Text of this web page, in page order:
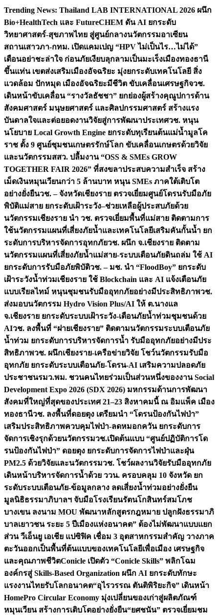
Skip
content
Trending News: Thailand LAB INTERNATIONAL 2026 ผนึก
Bio+HealthTech และ FutureCHEM ดัน AI ยกระดับ
วิทยาศาสตร์-สุขภาพไทย สู่ศูนย์กลางนวัตกรรมอาเซียน
สถานเสาวภา-กทม. เปิดแคมเปญ “HPV ไม่เป็นไร…ไม่ได้”
เตือนอย่าชะล่าใจ ก่อนภัยเงียบลุกลามเป็นมะเร็งเมืองทองธานี
ขึ้นแท่น เขตส่งเสริมเมืองอัจฉริยะ มุ่งยกระดับเทคโนโลยี สิ่ง
แวดล้อม ปักหมุด เมืองอัจฉริยะมีชีวิต ขับเคลื่อนเศรษฐกิจวช.
เดินหน้าขับเคลื่อน “รางวัลธัชชา” ยกย่องผู้สร้างคุณูปการด้าน
สังคมศาสตร์ มนุษยศาสตร์ และศิลปกรรมศาสตร์ สร้างแรง
บันดาลใจและต่อยอดงานวิจัยสู่การพัฒนาประเทศวช. หนุน
นโยบาย Local Growth Engine ยกระดับทุเรียนต้นแม่น้ำมูลโค
ราช ตั้ง 9 ศูนย์ชุมชนเกษตรรักษ์โลก ขับเคลื่อนเกษตรด้วยวิจัย
และนวัตกรรมสสว. ปลื้มงาน “OSS & SMEs GROW
TOGETHER FAIR 2026” ที่สงขลาประสบความสำเร็จ สร้าง
เม็ดเงินหมุนเวียนกว่า 5 ล้านบาท หนุน SMEs ภาคใต้เติบโต
อย่างยั่งยืนวช. – จังหวัดเชียงราย ตรวจเยี่ยมศูนย์โดรนรับมือภัย
พิบัติแม่สาย ยกระดับเฝ้าระวัง–ช่วยเหลือผู้ประสบภัยด้วย
นวัตกรรมเชียงราย นำ วช. ตรวจเยี่ยมพื้นที่แม่สาย ติดตามการ
ใช้นวัตกรรมแผนที่เสี่ยงภัยน้ำและเทคโนโลยีเสริมคันกั้นน้ำ ยก
ระดับการบริหารจัดการอุทกภัยวช. ผนึก จ.เชียงราย ติดตาม
นวัตกรรมแผนที่เสี่ยงภัยน้ำแม่สาย-ระบบเตือนภัยดินถล่ม ใช้ AI
ยกระดับการรับมือภัยพิบัติวช. – มช. นำ “FloodBoy” ยกระดับ
เฝ้าระวังน้ำท่วมเชียงราย ใช้ Blockchain และ AI แจ้งเตือนภัย
แบบเรียลไทม์ หนุนชุมชนรับมืออุทกภัยอย่างมีประสิทธิภาพวช.
ส่งมอบนวัตกรรม Hydro Vision Plus/AI ให้ ต.นางแล
จ.เชียงราย ยกระดับระบบเฝ้าระวัง-เตือนภัยน้ำท่วมชุมชนด้วย
AIวช. ลงพื้นที่ “ฝายเชียงราย” ติดตามนวัตกรรมระบบเตือนภัย
น้ำท่วม ยกระดับการบริหารจัดการน้ำ รับมืออุทกภัยอย่างมีประ
สิทธิภาพวช. ผนึกเชียงราย-เครือข่ายวิจัย โชว์นวัตกรรมรับมือ
อุทกภัย ยกระดับระบบเตือนภัย-โดรน-AI เสริมความปลอดภัย
ประชาชนรมว.พม. ชวนคนไทยร่วมเป็นส่วนหนึ่งของงาน Social
Development Expo 2026 (SDX 2026) มหกรรมด้านการพัฒนา
สังคมที่ใหญ่ที่สุดของประเทศ 21–23 สิงหาคมนี้ ณ อิมแพ็ค เมือง
ทองธานีวช. ลงพื้นที่ดอยตุง เตรียมนำ “โดรนป้องกันไฟป่า”
เสริมประสิทธิภาพควบคุมไฟป่า-ลดหมอกควัน ยกระดับการ
จัดการเชิงรุกด้วยนวัตกรรมวช.เปิดต้นแบบ “ศูนย์ปฏิบัติการโด
รนป้องกันไฟป่า” ดอยตุง ยกระดับการจัดการไฟป่าและฝุ่น
PM2.5 ด้วยวิจัยและนวัตกรรมวช. โชว์ผลงานวิจัยรับมืออุทกภัย
เดินหน้าบริหารจัดการน้ำด้วย ววน. ครอบคลุม 10 จังหวัด ยก
ระดับระบบเตือนภัย-ข้อมูลกลาง ลดเสี่ยงน้ำท่วมอย่างยั่งยืน
มูลนิธิธรรมาภิบาลฯ จับมือโรงเรียนรัตนโกสินทร์สมโภช
บางเขน ลงนาม MOU พัฒนาหลักสูตรกฎหมาย ปลูกฝังธรรมาภิ
บาลเยาวชน ระยะ 5 ปีเมืองแห่งอนาคต” ต้องไม่พัฒนาแบบแยก
ส่วน วีเอ็นยู เอเชีย แปซิฟิค เชื่อม 3 อุตสาหกรรมสำคัญ วางภาค
ตะวันออกเป็นพื้นที่ต้นแบบของเทคโนโลยีเพื่อเมือง เศรษฐกิจ
และคุณภาพชีวิตConicle เปิดตัว “Conicle Skills” พลิกโฉม
องค์กรสู่ Skills-Based Organization ผนึก AI ยกระดับทักษะ
แรงงานไทยรับโลกอนาคต“อุไรวรรณ ตันติพิริยะกิจ” เดินหน้า
HomePro Circular Economy มุ่งเปลี่ยนของเก่าสู่ผลิตภัณฑ์
หมุนเวียน สร้างการเติบโตอย่างยั่งยืน“ยศชนัน” ตรวจเยี่ยมชม